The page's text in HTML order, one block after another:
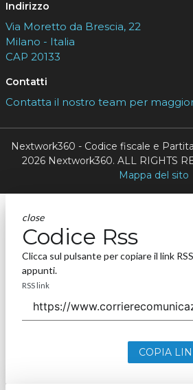
Indirizzo
Via Moretto da Brescia, 22
Milano - Italia
CAP 20133
Contatti
Contatta il nostro team per
Nextwork360 - Codice fiscale e
2026 Nextwork360. ALL RIGHTS
Mappa del sito
close
Codice Rss
Clicca sul pulsante per copiare il link
appunti.
RSS link
COPIA